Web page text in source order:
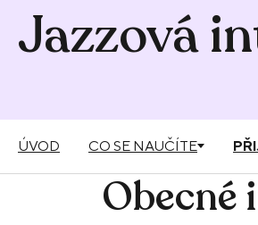
Jazzová
ÚVOD CO SE NAUČÍTE
Obecné